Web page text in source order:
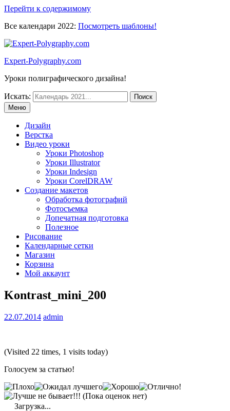
Перейти к содержимому
Все календари 2022: Посмотреть шаблоны!
Expert-Polygraphy.com
Уроки полиграфического дизайна!
Искать:
Меню
Дизайн
Верстка
Видео уроки
Уроки Photoshop
Уроки Illustrator
Уроки Indesign
Уроки CorelDRAW
Создание макетов
Обработка фотографий
Фотосъемка
Допечатная подготовка
Полезное
Рисование
Календарные сетки
Магазин
Корзина
Мой аккаунт
Kontrast_mini_200
22.07.2014 admin
(Visited 22 times, 1 visits today)
Голосуем за статью!
(Пока оценок нет)
Загрузка...